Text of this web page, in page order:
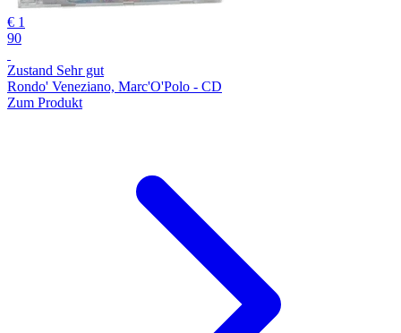
€ 1
90
Zustand Sehr gut
Rondo' Veneziano, Marc'O'Polo - CD
Zum Produkt